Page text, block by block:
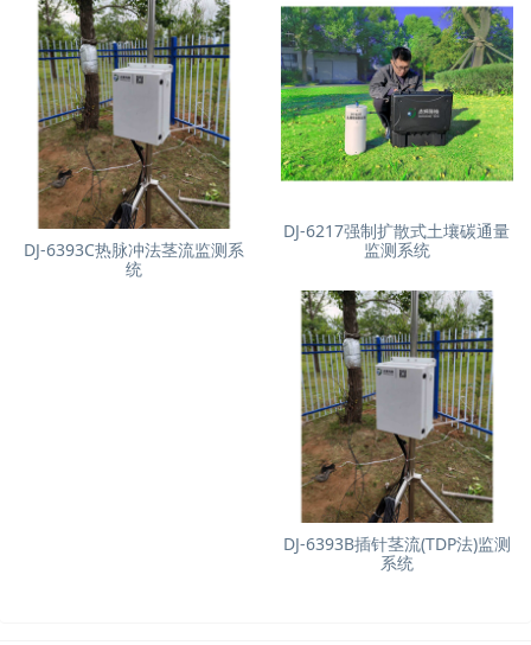
DJ-6217强制扩散式土壤碳通量
监测系统
DJ-6393C热脉冲法茎流监测系
统
DJ-6393B插针茎流(TDP法)监测
系统